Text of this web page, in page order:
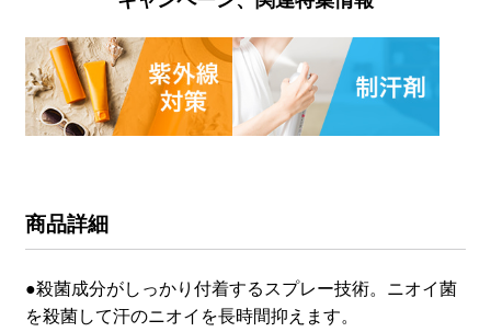
商品詳細
●殺菌成分がしっかり付着するスプレー技術。ニオイ菌
を殺菌して汗のニオイを長時間抑えます。